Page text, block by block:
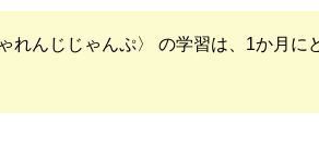
れんじじゃんぷ〉 の学習は、1か月に